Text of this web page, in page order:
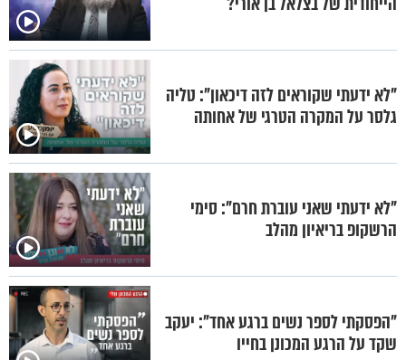
"לא ידעתי שקוראים לזה דיכאון": טליה
גלסר על המקרה הטרגי של אחותה
"לא ידעתי שאני עוברת חרם": סימי
הרשקופ בריאיון מהלב
"הפסקתי לספר נשים ברגע אחד": יעקב
שקד על הרגע המכונן בחייו